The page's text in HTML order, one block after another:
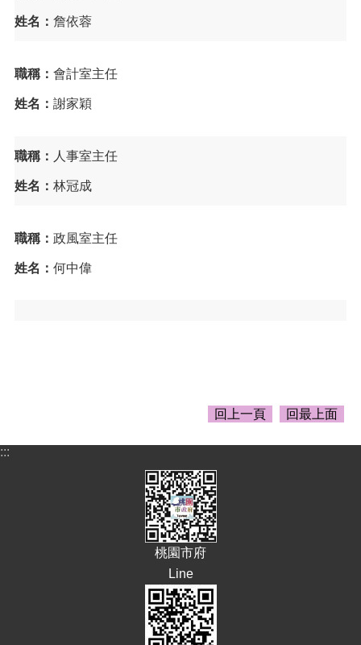
權
府
資
開
告
網
姓名： 詹依蓉
職稱： 會計室主任
姓名： 謝家穎
職稱： 人事室主任
姓名： 林冠成
職稱： 政風室主任
姓名： 何中偉
回上一頁 回最上面
:::
桃園市府
Line